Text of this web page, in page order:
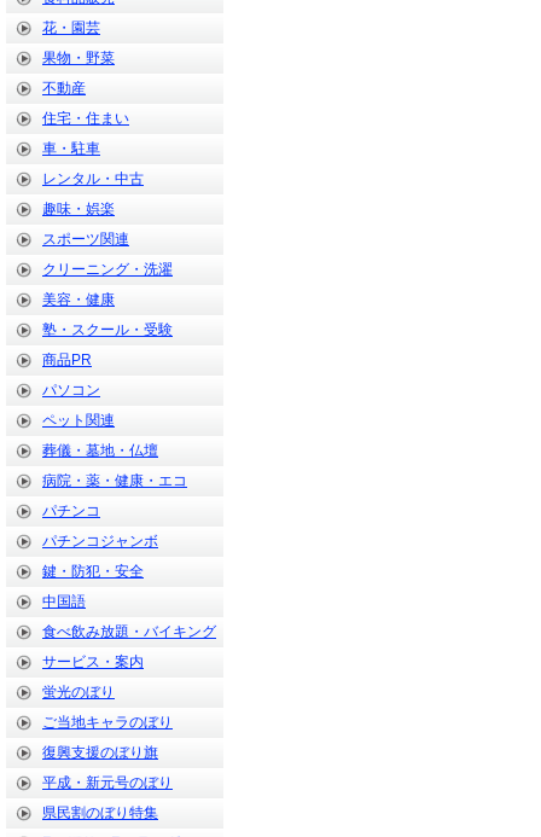
花・園芸
果物・野菜
不動産
住宅・住まい
車・駐車
レンタル・中古
趣味・娯楽
スポーツ関連
クリーニング・洗濯
美容・健康
塾・スクール・受験
商品PR
パソコン
ペット関連
葬儀・墓地・仏壇
病院・薬・健康・エコ
パチンコ
パチンコジャンボ
鍵・防犯・安全
中国語
食べ飲み放題・バイキング
サービス・案内
蛍光のぼり
ご当地キャラのぼり
復興支援のぼり旗
平成・新元号のぼり
県民割のぼり特集